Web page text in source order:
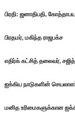
பிரதி: ஜனாதிபதி,
பிரதமர், மகிந்த ராஜபக்ச
எதிர்க் கட்சித் தலைவர், சஜித்
ஐக்கிய நாடுகளின்
மனித உரிமைகளுக்கான